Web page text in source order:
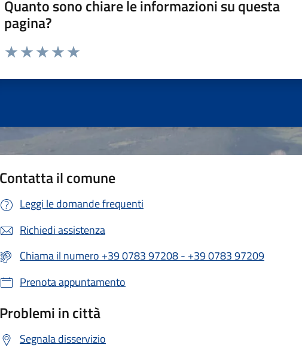
Quanto sono chiare le informazioni su questa
pagina?
Valuta da 1 a 5 stelle la pagina
Contatta il comune
Leggi le domande frequenti
Richiedi assistenza
Chiama il numero +39 0783 97208 - +39 0783 97209
Prenota appuntamento
Problemi in città
Segnala disservizio